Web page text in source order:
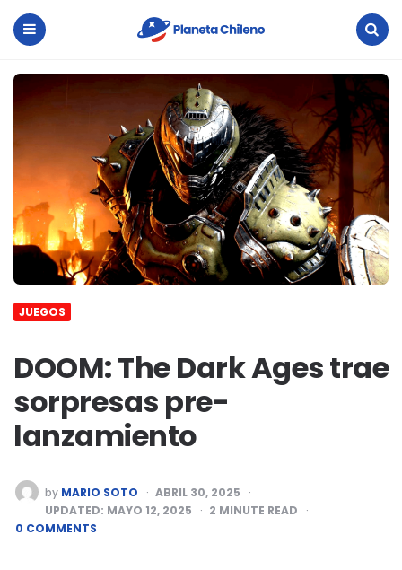
Planeta
Chileno
JUEGOS
DOOM: The Dark Ages trae
sorpresas pre-
lanzamiento
POSTED
BY
by MARIO SOTO
ABRIL 30, 2025
UPDATED: MAYO 12, 2025 2 MINUTE READ
0 COMMENTS